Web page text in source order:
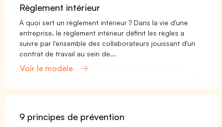
Règlement intérieur
A quoi sert un règlement intérieur ? Dans la vie d'une
entreprise, le règlement intérieur définit les règles a
suivre par l'ensemble des collaborateurs jouissant d'un
contrat de travail au sein de...
Voir le modèle
9 principes de prévention